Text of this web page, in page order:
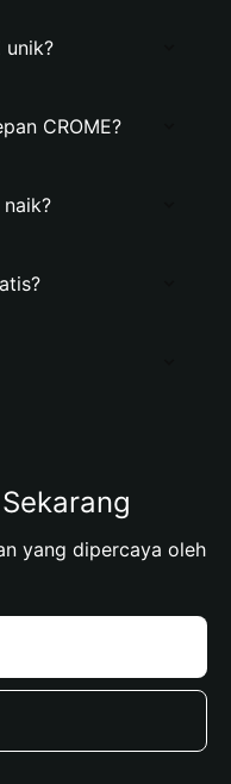
unik?
CROME?
yang dipercaya oleh